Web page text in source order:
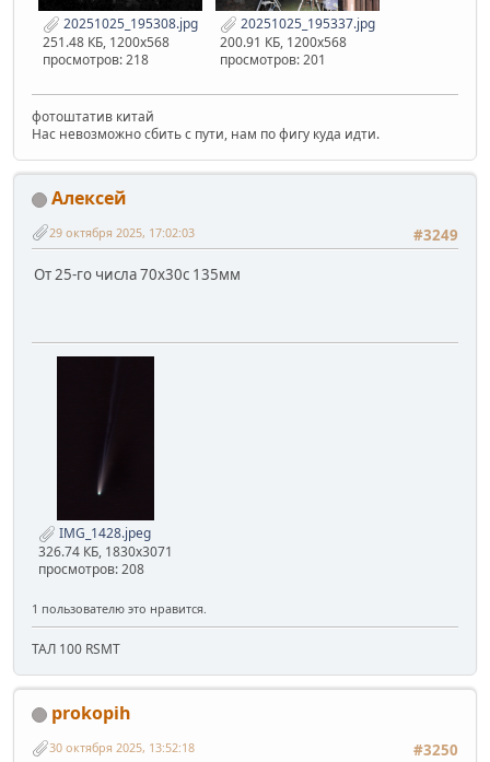
20251025_195308.jpg
251.48 КБ, 1200x568
просмотров: 218
20251025_195337.jpg
200.91 КБ, 1200x568
просмотров: 201
фотоштатив китай
Нас невозможно сбить с пути, нам по фигу куда идти.
Алексей
#3249
29 октября 2025, 17:02:03
От 25-го числа 70х30с 135мм
IMG_1428.jpeg
326.74 КБ, 1830x3071
просмотров: 208
1 пользователю это нравится.
ТАЛ 100 RSMT
prokopih
#3250
30 октября 2025, 13:52:18